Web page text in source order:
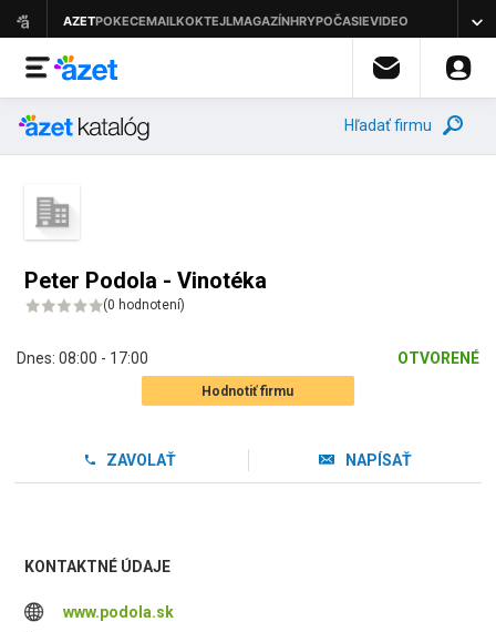
Hľadať firmu
Peter Podola - Vinotéka
(0 hodnotení)
Dnes: 08:00 - 17:00 OTVORENÉ
Hodnotiť firmu
ZAVOLAŤ NAPÍSAŤ
KONTAKTNÉ ÚDAJE
www.podola.sk